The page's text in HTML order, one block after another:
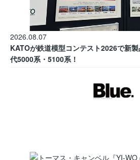
2026.08.07
KATOが鉄道模型コンテスト2026で新
代5000系・5100系！